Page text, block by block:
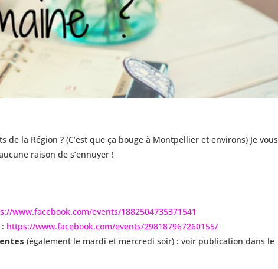
la Région ? (C’est que ça bouge à Montpellier et environs) Je vous
raison de s’ennuyer !
www.facebook.com/events/1882504735371541
https://www.facebook.com/events/298187967260155/
(également le mardi et mercredi soir) : voir publication dans le